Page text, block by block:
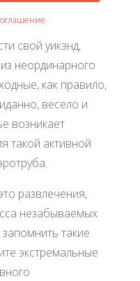
свой уикэнд,
неординарного
как правило,
весело и
возникает
такой активной
развлечения,
незабываемых
такие
экстремальные